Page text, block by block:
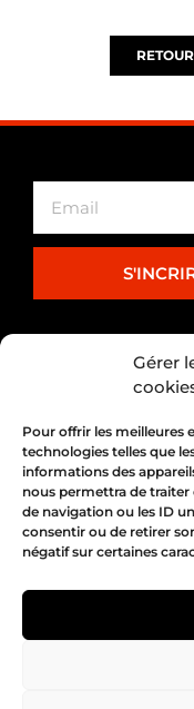
Gérer
Pour offrir les meilleures
technologies telles que
informations des
nous permettra de
de navigation ou les ID
consentir ou de retirer
négatif sur certaines